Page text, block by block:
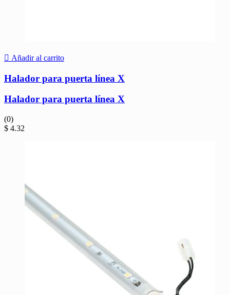
Añadir al carrito
Halador para puerta línea X
Halador para puerta línea X
(0)
$ 4.32